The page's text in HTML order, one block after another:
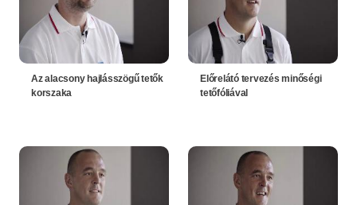
Az alacsony hajlásszögű tetők
korszaka
Előrelátó tervezés minőségi
tetőfóliával